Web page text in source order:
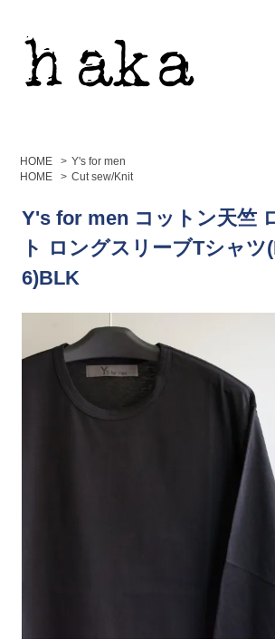
HOME > Y's for men
HOME
> Cut sew/Knit
Y's for men コットン天竺
ト ロングスリーブTシャツ
6)BLK